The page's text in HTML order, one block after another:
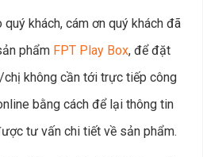
khách, cám ơn quý khách đã
phẩm FPT Play Box, để đặt
chị không cần tới trực tiếp công
bằng cách để lại thông tin
tư vấn chi tiết về sản phẩm.